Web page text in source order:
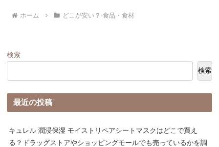
ホーム どこが安い？-食品・食材
検索
検索
最近の投稿
キュレル 潤浸保湿 モイストリペアシートマスクはどこで買え
る？ドラッグストアやショッピングモールでも売っているかを調